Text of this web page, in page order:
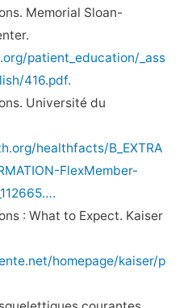
Memorial Sloan-
patient_education/_ass
416.pdf.
Université du
healthfacts/B_EXTRA
FlexMember-
: What to Expect. Kaiser
homepage/kaiser/p